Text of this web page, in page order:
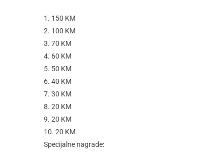
1. 150 KM
2. 100 KM
3. 70 KM
4. 60 KM
5. 50 KM
6. 40 KM
7. 30 KM
8. 20 KM
9. 20 KM
10. 20 KM
Specijalne nagrade: